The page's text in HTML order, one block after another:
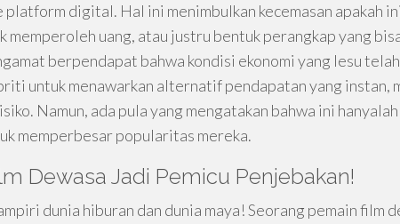
digital. Hal ini menimbulkan kecemasan apakah ini
memperoleh uang, atau justru bentuk perangkap yang
berpendapat bahwa kondisi ekonomi yang lesu telah
untuk menawarkan alternatif pendapatan yang instan,
Namun, ada pula yang mengatakan bahwa ini
memperbesar popularitas mereka.
Dewasa Jadi Pemicu Penjebakan!
dunia hiburan dan dunia maya! Seorang pemain film